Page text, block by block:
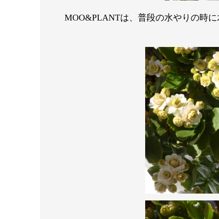
MOO&PLANTは、 普段の水やりの時に